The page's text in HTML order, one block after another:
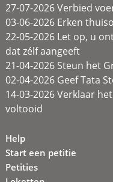
27-07-2026 Verbied
03-06-2026 Erken
22-05-2026 Let op, u
dat zélf aangeeft
21-04-2026 Steun het
02-04-2026 Geef Tata
14-03-2026 Verklaar
voltooid
Help
Start een petitie
Petities